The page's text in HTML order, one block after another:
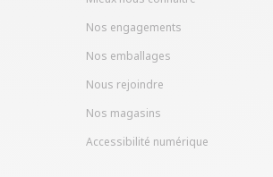
Nos engagements
Nos emballages
Nous rejoindre
Nos magasins
Accessibilité numérique